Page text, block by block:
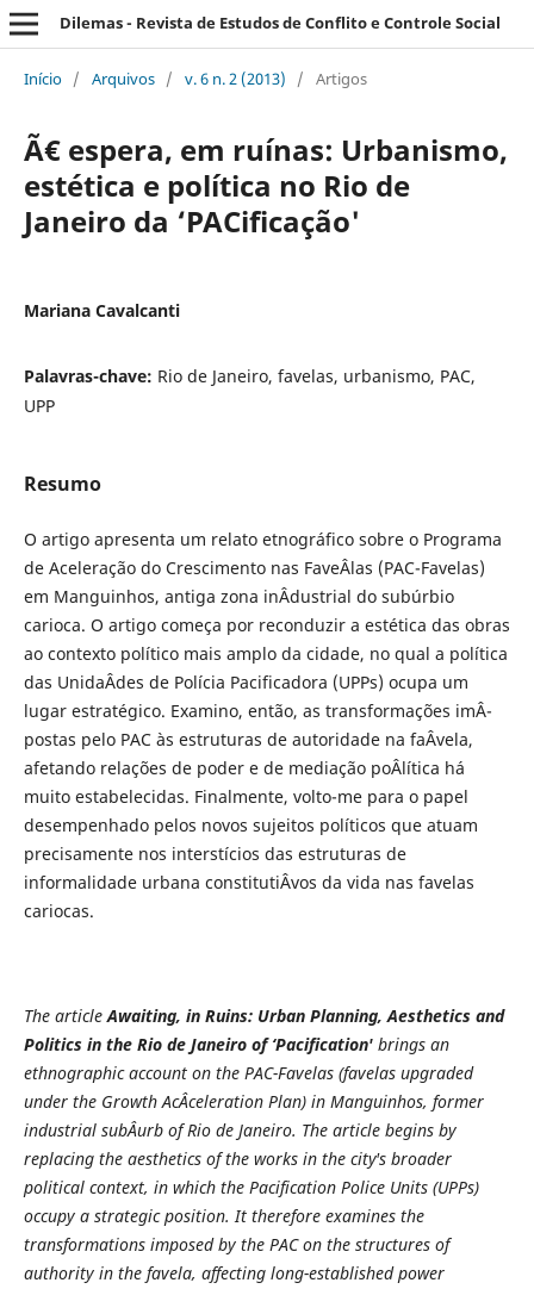
Dilemas - Revista de Estudos de Conflito e Controle Social
Início / Arquivos / v. 6 n. 2 (2013) / Artigos
Ã€ espera, em ruínas: Urbanismo,
estética e política no Rio de
Janeiro da ‘PACificação'
Mariana Cavalcanti
Palavras-chave: Rio de Janeiro, favelas, urbanismo, PAC,
UPP
Resumo
O artigo apresenta um relato etnográfico sobre o Programa
de Aceleração do Crescimento nas FaveÂ­las (PAC-Favelas)
em Manguinhos, antiga zona inÂ­dustrial do subúrbio
carioca. O artigo começa por reconduzir a estética das obras
ao contexto político mais amplo da cidade, no qual a política
das UnidaÂ­des de Polícia Pacificadora (UPPs) ocupa um
lugar estratégico. Examino, então, as transformações imÂ­
postas pelo PAC às estruturas de autoridade na faÂ­vela,
afetando relações de poder e de mediação poÂ­lítica há
muito estabelecidas. Finalmente, volto-me para o papel
desempenhado pelos novos sujeitos políticos que atuam
precisamente nos interstícios das estruturas de
informalidade urbana constitutiÂ­vos da vida nas favelas
cariocas.
The articleAwaiting, in Ruins: Urban Planning, Aesthetics and
Politics in the Rio de Janeiro of ‘Pacification' brings an
ethnographic account on the PAC-Favelas (favelas upgraded
under the Growth AcÂ­celeration Plan) in Manguinhos, former
industrial subÂ­urb of Rio de Janeiro. The article begins by
replacing the aesthetics of the works in the city's broader
political context, in which the Pacification Police Units (UPPs)
occupy a strategic position. It therefore examines the
transformations imposed by the PAC on the structures of
authority in the favela, affecting long-established power